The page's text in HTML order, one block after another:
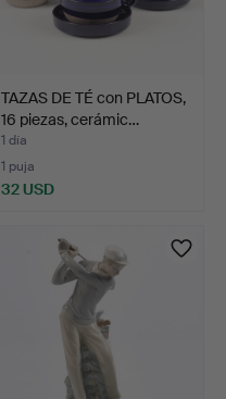
TAZAS DE TÉ con PLATOS,
16 piezas, cerámic…
1 día
1 puja
32 USD